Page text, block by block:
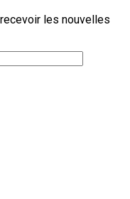
les nouvelles